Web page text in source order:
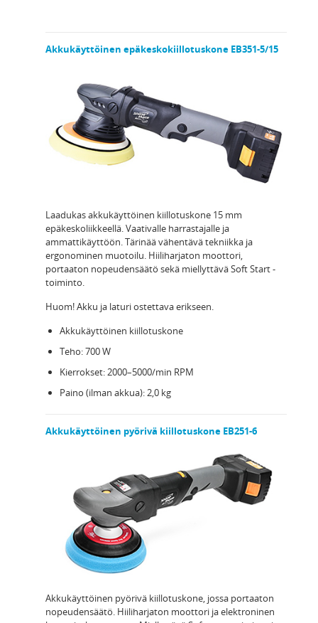
Akkukäyttöinen epäkeskokiillotuskone EB351-5/15
Laadukas akkukäyttöinen kiillotuskone 15 mm
epäkeskoliikkeellä. Vaativalle harrastajalle ja
ammattikäyttöön. Tärinää vähentävä tekniikka ja
ergonominen muotoilu. Hiiliharjaton moottori,
portaaton nopeudensäätö sekä miellyttävä Soft Start -
toiminto.
Huom! Akku ja laturi ostettava erikseen.
Akkukäyttöinen kiillotuskone
Teho: 700 W
Kierrokset: 2000–5000/min RPM
Paino (ilman akkua): 2,0 kg
Akkukäyttöinen pyörivä kiillotuskone EB251-6
Akkukäyttöinen pyörivä kiillotuskone, jossa portaaton
nopeudensäätö. Hiiliharjaton moottori ja elektroninen